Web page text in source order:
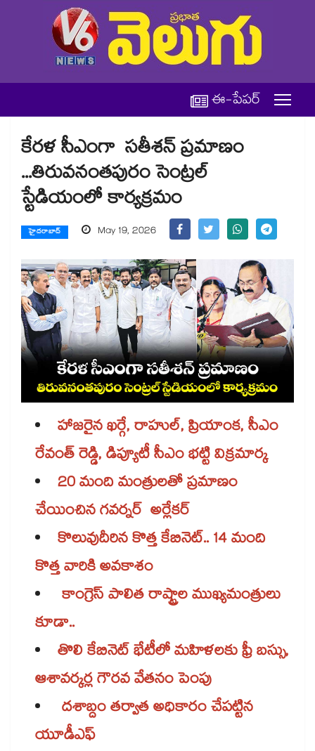
ఈ-పేపర్
కేరళ సీఎంగా సతీశన్‌‌‌‌ ప్రమాణం
...తిరువనంతపురం సెంట్రల్
స్టేడియంలో కార్యక్రమం
హైదరాబాద్ May 19, 2026
హాజరైన ఖర్గే, రాహుల్, ప్రియాంక, సీఎం
రేవంత్​ రెడ్డి, డిప్యూటీ సీఎం భట్టి విక్రమార్క
20 మంది మంత్రులతో ప్రమాణం
చేయించిన గవర్నర్ అర్లేకర్
కొలువుదీరిన కొత్త కేబినెట్‌‌‌‌.. 14 మంది
కొత్త వారికి అవకాశం
కాంగ్రెస్​ పాలిత రాష్ట్రాల ముఖ్యమంత్రులు
కూడా..
తొలి కేబినెట్‌‌‌‌ భేటీలో మహిళలకు ఫ్రీ బస్సు,
ఆశావర్కర్ల గౌరవ వేతనం పెంపు
దశాబ్దం తర్వాత అధికారం చేపట్టిన
యూడీఎఫ్